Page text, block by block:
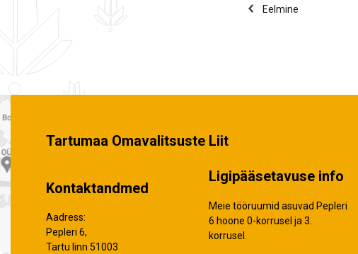
Eelmine
Tartumaa Omavalitsuste Liit
Kontaktandmed
Aadress:
Pepleri 6,
Tartu linn 51003
Ligipääsetavuse info
Meie tööruumid asuvad Pepleri
6 hoone 0-korrusel ja 3.
korrusel.